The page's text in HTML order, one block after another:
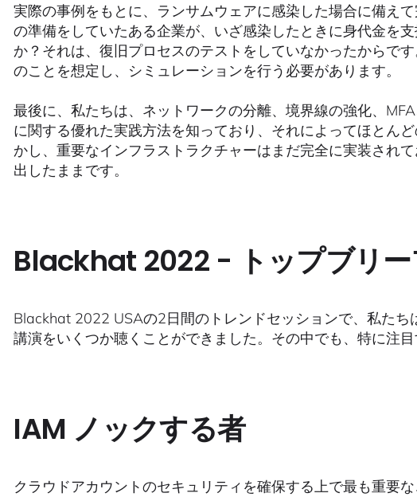
実際の事例をもとに、ランサムウェアに感染した場合に備え
の準備をしていたある企業が、いざ感染したときに身代金を
か？それは、復旧プロセスのテストをしていなかったからで
のことを想定し、シミュレーションを行う必要があります。
最後に、私たちは、ネットワークの分離、境界線の強化、
に関する優れた実践方法を知っており、それによってほとん
かし、重要なインフラストラクチャーはまだ完全に実装され
出したままです。
Blackhat 2022 - トップブリ
Blackhat 2022 USAの2日間のトレンドセッションで、私た
講演をいくつか聴くことができました。その中でも、特に注目
IAM ノックする者
クラウドアカウントのセキュリティを確保する上で最も重要